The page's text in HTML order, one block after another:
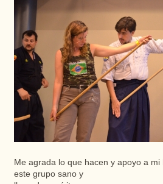
Me agrada lo que hacen y apoyoa mi
este grupo sano y